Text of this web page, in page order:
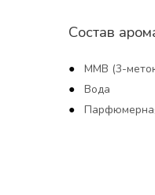
Состав
MMB (3-
Вода